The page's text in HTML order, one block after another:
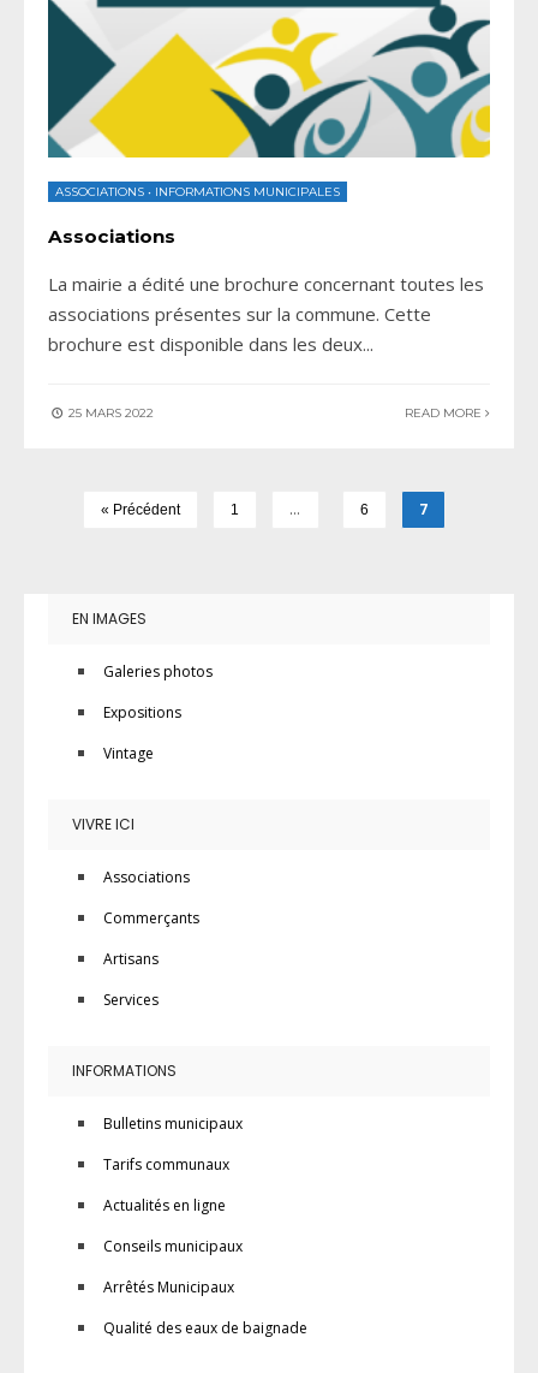
ASSOCIATIONS • INFORMATIONS MUNICIPALES
Associations
La mairie a édité une brochure concernant toutes les
associations présentes sur la commune. Cette
brochure est disponible dans les deux...
25 MARS 2022 READ MORE
« Précédent 1 … 6 7
EN IMAGES
Galeries photos
Expositions
Vintage
VIVRE ICI
Associations
Commerçants
Artisans
Services
INFORMATIONS
Bulletins municipaux
Tarifs communaux
Actualités en ligne
Conseils municipaux
Arrêtés Municipaux
Qualité des eaux de baignade